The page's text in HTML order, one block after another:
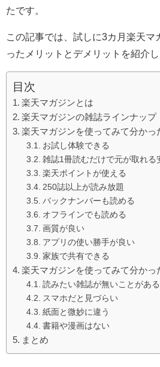
たです。
この記事では、試しに3カ月楽天
ったメリットとデメリットを紹介
目次
楽天マガジンとは
楽天マガジンの雑誌ラインナップ
楽天マガジンを使ってみて分かっ
お試し体験できる
雑誌1冊読むだけで元が取れる
楽天ポイントが使える
250誌以上が読み放題
バックナンバーも読める
オフラインでも読める
画質が良い
アプリの使い勝手が良い
家族で共有できる
楽天マガジンを使ってみて分かっ
読みたい雑誌が無いことがある
スマホだと見づらい
紙面と微妙に違う
書籍や漫画はない
まとめ